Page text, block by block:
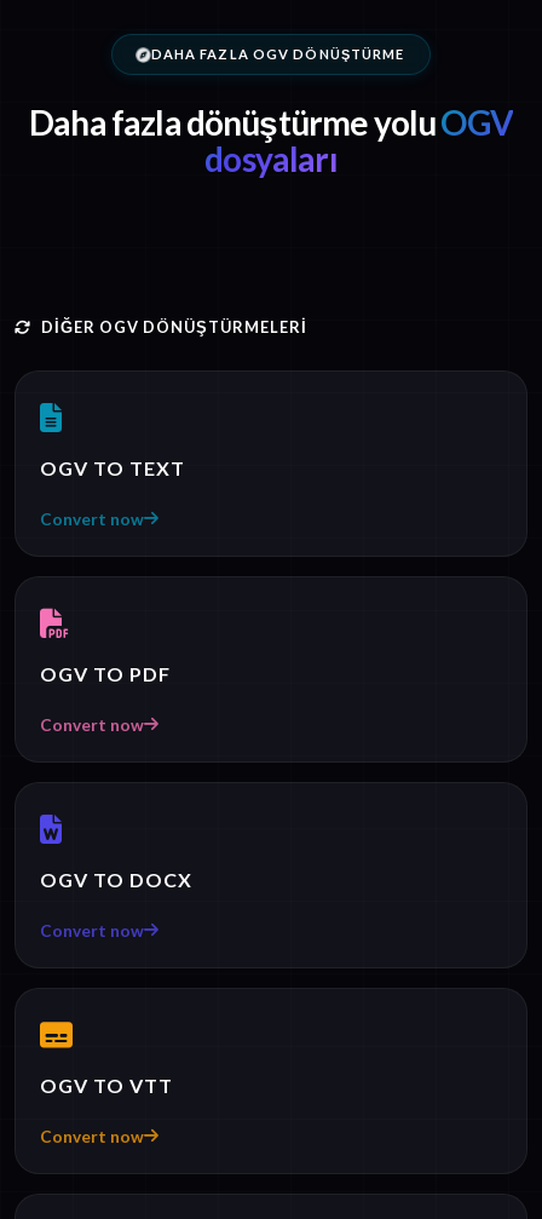
DAHA FAZLA OGV DÖNÜŞTÜRME
Daha fazla dönüştürme yoluOGV
dosyaları
DIĞER OGV DÖNÜŞTÜRMELERI
OGV TO TEXT
Convert now
OGV TO PDF
Convert now
OGV TO DOCX
Convert now
OGV TO VTT
Convert now